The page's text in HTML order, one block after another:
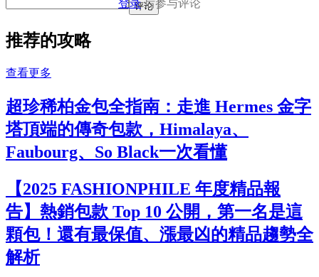
登录后参与评论
评论
推荐的攻略
查看更多
超珍稀柏金包全指南：走進 Hermes 金字
塔頂端的傳奇包款，Himalaya、
Faubourg、So Black一次看懂
【2025 FASHIONPHILE 年度精品報
告】熱銷包款 Top 10 公開，第一名是這
顆包！還有最保值、漲最凶的精品趨勢全
解析